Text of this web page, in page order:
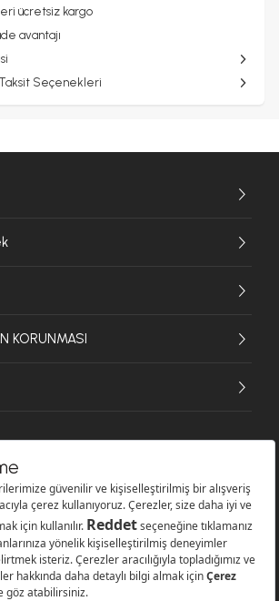
ücretsiz kargo
avantajı
Taksit Seçenekleri
KORUNMASI
Tekstil Sanayi ve Ticaret A.Ş. - Tüm hakları